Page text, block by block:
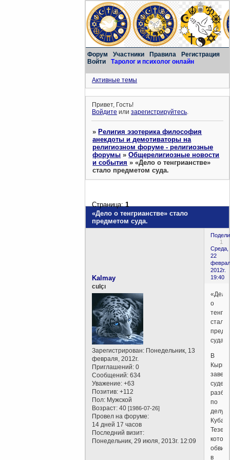
Форум Участники Правила
Регистрация
Войти
Таролог и психолог онлайн
Активные темы
Привет, Гость!
Войдите илизарегистрируйтесь.
»Религия эзотерика философия
анекдоты и демотиваторы на
религиозном форуме - религиозные
форумы »Общерелигиозные новости
и события »«Дело о тенгрианстве»
стало предметом суда.
«Дело о тенгрианстве» стало
предметом суда.
Страница:1
1
Среда,
22
2012г.
19:40
Kalmay
culçı
Зарегистрирован: Понедельник, 13
февраля, 2012г.
Приглашений: 0
Сообщений: 634
Уважение: +63
Позитив: +112
Пол: Мужской
Возраст: 40[1986-07-26]
Провел на форуме:
14 дней 17 часов
Последний визит:
Понедельник, 29 июля, 2013г. 12:09
«Дело
о
стало
суда
В
по
делу
в